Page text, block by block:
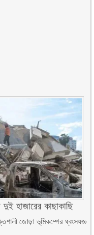
হাজারের কাছাকাছি
জোড়া ভূমিকম্পের ধ্বংসযজ্ঞ